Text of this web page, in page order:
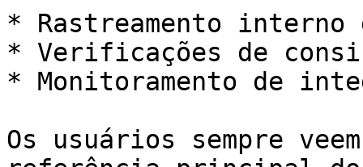
* Rastreamento
* Verificações de
* Monitoramento de
Os usuários sempre